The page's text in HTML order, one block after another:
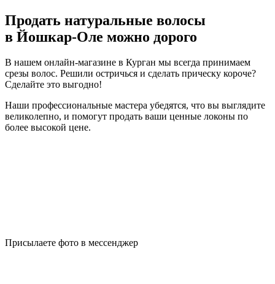
Продать натуральные волосы
в Йошкар-Оле можно дорого
В нашем онлайн-магазине в Курган мы всегда принимаем
срезы волос. Решили остричься и сделать прическу короче?
Сделайте это выгодно!
Наши профессиональные мастера убедятся, что вы выглядите
великолепно, и помогут продать ваши ценные локоны по
более высокой цене.
Присылаете фото в мессенджер